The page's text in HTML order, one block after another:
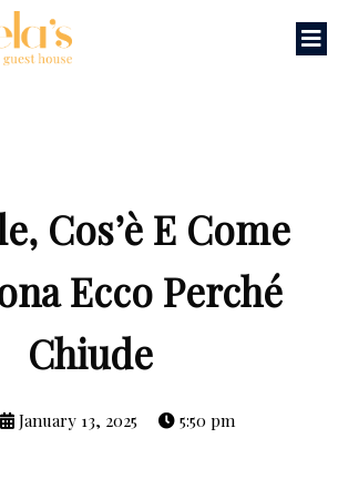
Cos’è E Come
Ecco Perché
Chiude
January 13, 2025 5:50 pm